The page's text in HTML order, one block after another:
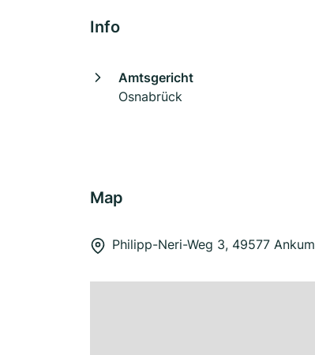
Info
Amtsgericht
Osnabrück
Map
Philipp-Neri-Weg 3, 49577 Ankum